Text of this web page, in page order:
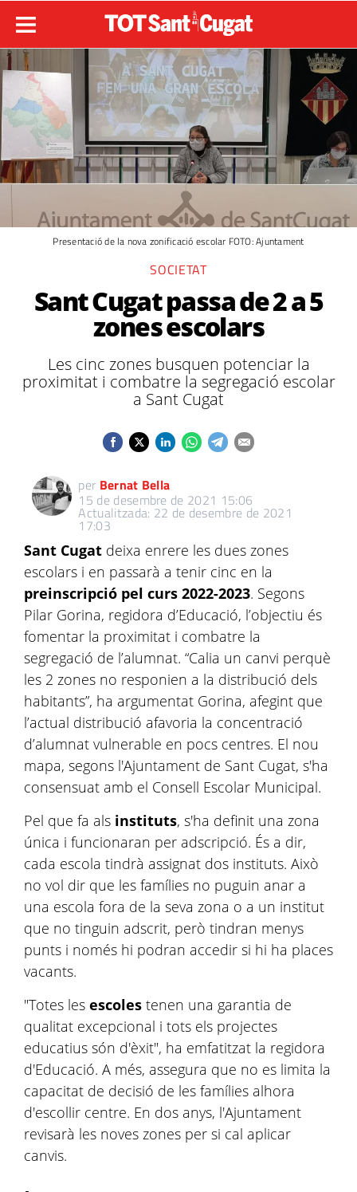
Presentació de la nova zonificació escolar FOTO: Ajuntament
SOCIETAT
Sant Cugat passa de 2 a 5
zones escolars
Les cinc zones busquen potenciar la
proximitat i combatre la segregació escolar
a Sant Cugat
per Bernat Bella
15 de desembre de 2021 15:06
Actualitzada: 22 de desembre de 2021
17:03
Sant Cugat deixa enrere les dues zones
escolars i en passarà a tenir cinc en la
preinscripció pel curs 2022-2023. Segons
Pilar Gorina, regidora d’Educació, l’objectiu és
fomentar la proximitat i combatre la
segregació de l’alumnat. “Calia un canvi perquè
les 2 zones no responien a la distribució dels
habitants”, ha argumentat Gorina, afegint que
l’actual distribució afavoria la concentració
d’alumnat vulnerable en pocs centres. El nou
mapa, segons l'Ajuntament de Sant Cugat, s'ha
consensuat amb el Consell Escolar Municipal.
Pel que fa als instituts, s'ha definit una zona
única i funcionaran per adscripció. És a dir,
cada escola tindrà assignat dos instituts. Això
no vol dir que les famílies no puguin anar a
una escola fora de la seva zona o a un institut
que no tinguin adscrit, però tindran menys
punts i només hi podran accedir si hi ha places
vacants.
"Totes les escoles tenen una garantia de
qualitat excepcional i tots els projectes
educatius són d'èxit", ha emfatitzat la regidora
d'Educació. A més, assegura que no es limita la
capacitat de decisió de les famílies alhora
d'escollir centre. En dos anys, l'Ajuntament
revisarà les noves zones per si cal aplicar
canvis.